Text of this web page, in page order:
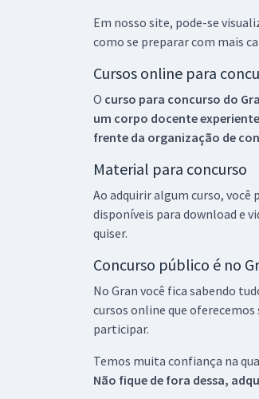
Em nosso site, pode-se
como se preparar com mais
Cursos online para
O curso para concurso do
um corpo docente
frente da organização de
Material para concurso
Ao adquirir algum curso, você
disponíveis para download e
quiser.
Concurso público é no
No Gran você fica sabendo
cursos online que
participar.
Temos muita confiança na
Não fique de fora dessa,